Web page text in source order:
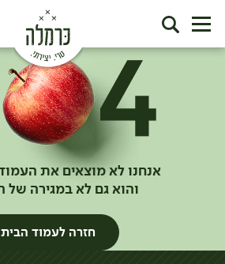
אנחנו לא מוצאים את
והוא גם לא במגירה של
חזרה לעמוד הבית